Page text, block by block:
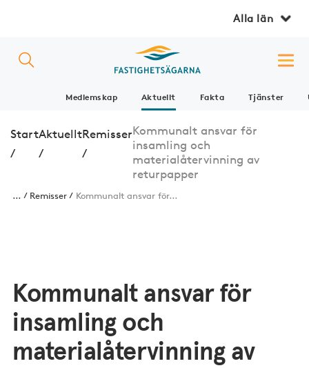
Alla län
Medlemskap Aktuellt Fakta Tjänster
Start
/
Aktuellt
/
Remisser
/
Kommunalt ansvar för
insamling och
materialåtervinning av
returpapper
... Remisser Kommunalt ansvar för...
Kommunalt ansvar för
insamling och
materialåtervinning av